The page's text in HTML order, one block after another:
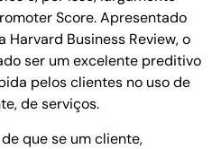
Score. Apresentado
Business Review, o
ser um excelente preditivo
pelos clientes no uso de
de serviços.
que se um cliente,